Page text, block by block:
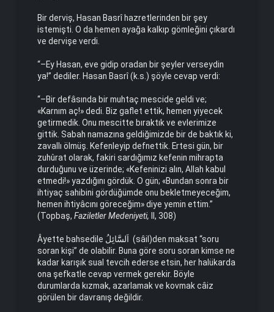
Bir derviş, Hasan Basrî hazretlerinden bir şey
istemişti. O da hemen ayağa kalkıp gömleğini çıkardı
ve dervişe verdi.
“–Ey Hasan, eve gidip oradan bir şeyler verseydin
ya!” dediler. Hasan Basrî (k.s.) şöyle cevap verdi:
“–Bir defâsında bir muhtaç mescide geldi ve;
«Karnım aç!» dedi. Biz gaflet ettik, hemen yiyecek
getirmedik. Onu mescitte bıraktık ve evlerimize
gittik. Sabah namazına geldiğimizde bir de baktık ki,
zavallı ölmüş. Kefenleyip defnettik. Ertesi gün, bir
zuhûrat olarak, fakiri sardığımız kefenin mihrapta
durduğunu ve üzerinde; «Kefeninizi alın, Allah kabul
etmedi!» yazdığını gördük. O gün; «Bundan sonra bir
ihtiyaç sahibini gördüğümde onu bekletmeyeceğim,
hemen ihtiyâcını göreceğim» diye yemin ettim.”
(Topbaş, Faziletler Medeniyeti, II, 308)
Âyette bahsedile اَلسَّٓائِلُ (sâil)den maksat “soru
soran kişi” de olabilir. Buna göre soru soran kimse ne
kadar karışık sual tevcih ederse etsin, her halükarda
ona şefkatle cevap vermek gerekir. Böyle
durumlarda kızmak, azarlamak ve kovmak câiz
görülen bir davranış değildir.